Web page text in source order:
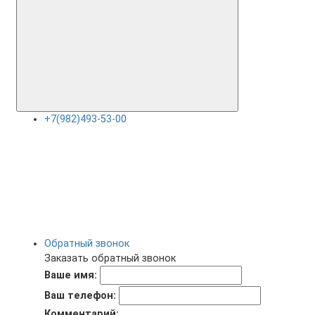
+7(982)493-53-00
Обратный звонок
Заказать обратный звонок
Ваше имя:
Ваш телефон: